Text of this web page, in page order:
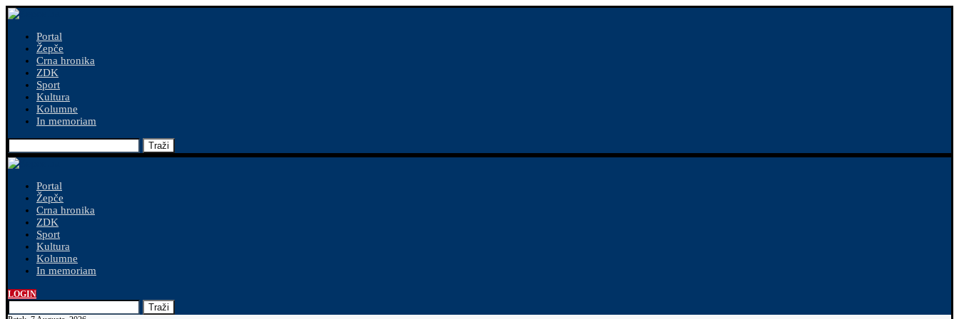
Portal
Žepče
Crna hronika
ZDK
Sport
Kultura
Kolumne
In memoriam
Traži
Portal
Žepče
Crna hronika
ZDK
Sport
Kultura
Kolumne
In memoriam
LOGIN
Traži